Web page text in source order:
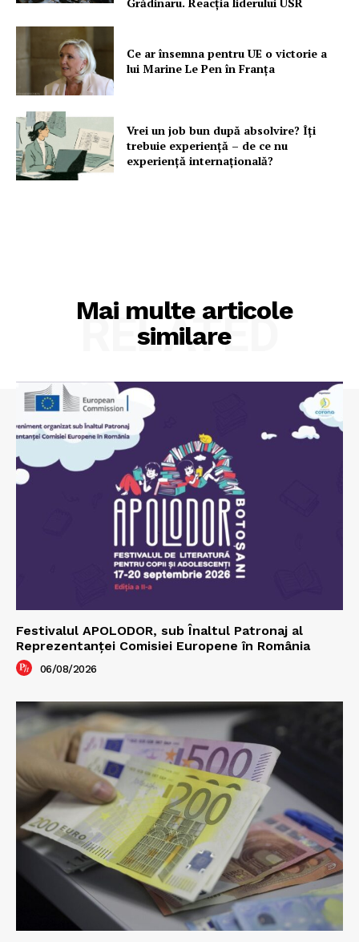
Ce ar însemna pentru UE o victorie a
lui Marine Le Pen în Franța
Vrei un job bun după absolvire? Îți
trebuie experiență – de ce nu
experiență internațională?
Mai multe articole
similare
RELATED
Festivalul APOLODOR, sub Înaltul Patronaj al
Reprezentanței Comisiei Europene în România
06/08/2026